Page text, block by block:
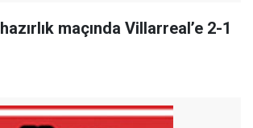
maçında Villarreal’e 2-1